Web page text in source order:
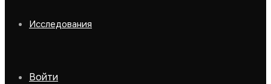
Исследования
Войти